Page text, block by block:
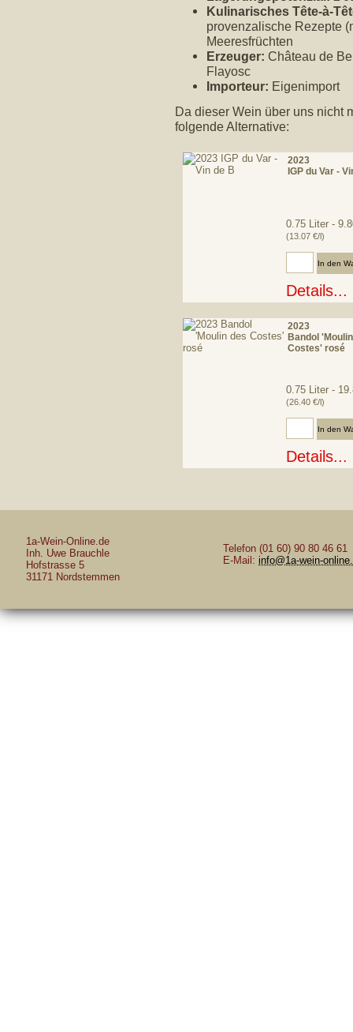
Kulinarisches Tête-à-
provenzalische Rezepte
Meeresfrüchten
Erzeuger: Château de
Flayosc
Importeur: Eigenimport
Da dieser Wein über uns nicht
folgende Alternative:
2023
IGP du Var -
0.75 Liter -
(13.07 €/l)
Details...
2023
Bandol
Costes' rosé
0.75 Liter -
(26.40 €/l)
Details...
1a-Wein-Online.de
Inh. Uwe Brauchle
Hofstrasse 5
31171 Nordstemmen
Telefon (01 60) 90 80 46 61
E-Mail: info@1a-wein-